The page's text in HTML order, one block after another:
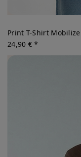
Print T-Shirt Mobilize
24,90 € *